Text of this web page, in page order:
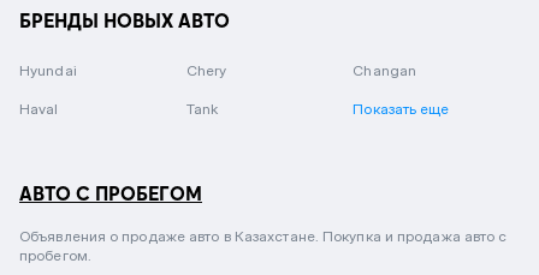
БРЕНДЫ НОВЫХ АВТО
Hyundai Chery Changan
Haval Tank Показать еще
АВТО С ПРОБЕГОМ
Объявления о продаже авто в Казахстане. Покупка и продажа авто с
пробегом.